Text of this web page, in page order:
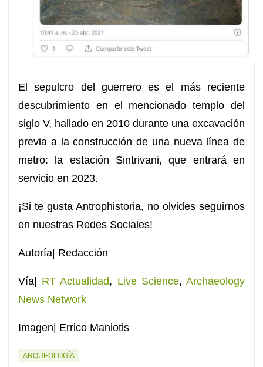
El sepulcro del guerrero es el más reciente
descubrimiento en el mencionado templo del
siglo V, hallado en 2010 durante una excavación
previa a la construcción de una nueva línea de
metro: la estación Sintrivani, que entrará en
servicio en 2023.
¡Si te gusta Antrophistoria, no olvides seguirnos
en nuestras Redes Sociales!
Autoría| Redacción
Vía| RT Actualidad, Live Science,Archaeology
News Network
Imagen| Errico Maniotis
ARQUEOLOGÍA